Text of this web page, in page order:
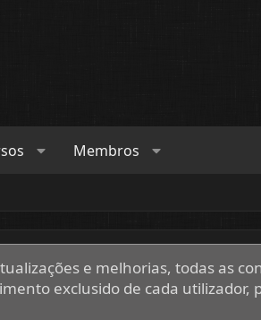
Membros
e melhorias, todas as
exclusido de cada